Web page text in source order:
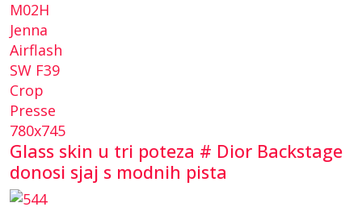
Glass skin u tri poteza # Dior Backstage
donosi sjaj s modnih pista